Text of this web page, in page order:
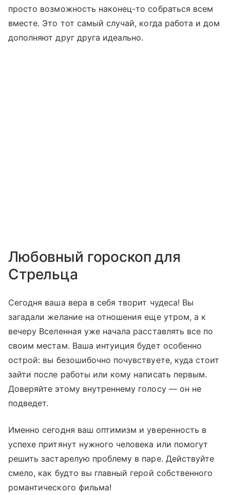
просто возможность наконец-то собраться всем
вместе. Это тот самый случай, когда работа и дом
дополняют друг друга идеально.
Любовный гороскоп для
Стрельца
Сегодня ваша вера в себя творит чудеса! Вы
загадали желание на отношения еще утром, а к
вечеру Вселенная уже начала расставлять все по
своим местам. Ваша интуиция будет особенно
острой: вы безошибочно почувствуете, куда стоит
зайти после работы или кому написать первым.
Доверяйте этому внутреннему голосу — он не
подведет.
Именно сегодня ваш оптимизм и уверенность в
успехе притянут нужного человека или помогут
решить застарелую проблему в паре. Действуйте
смело, как будто вы главный герой собственного
романтического фильма!